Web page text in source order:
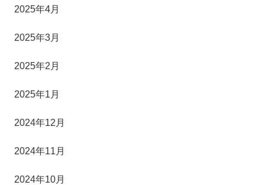
2025年4月
2025年3月
2025年2月
2025年1月
2024年12月
2024年11月
2024年10月